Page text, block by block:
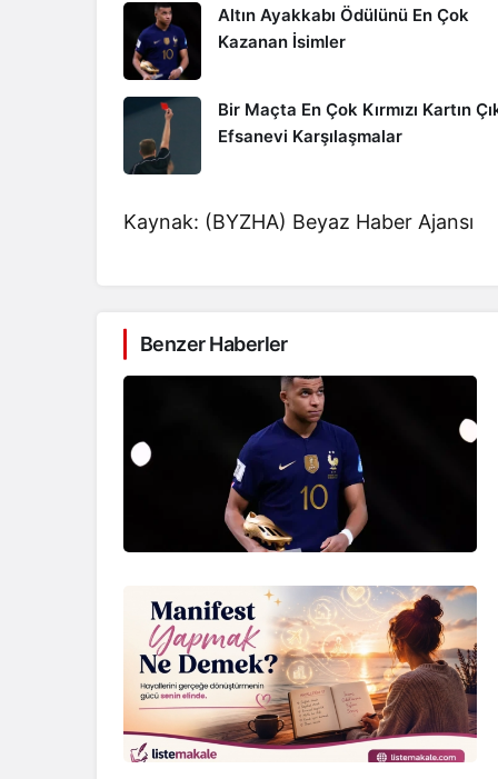
Altın Ayakkabı Ödülünü En Çok
Kazanan İsimler
Bir Maçta En Çok Kırmızı Kartın
Efsanevi Karşılaşmalar
Kaynak: (BYZHA) Beyaz Haber Ajansı
Benzer Haberler